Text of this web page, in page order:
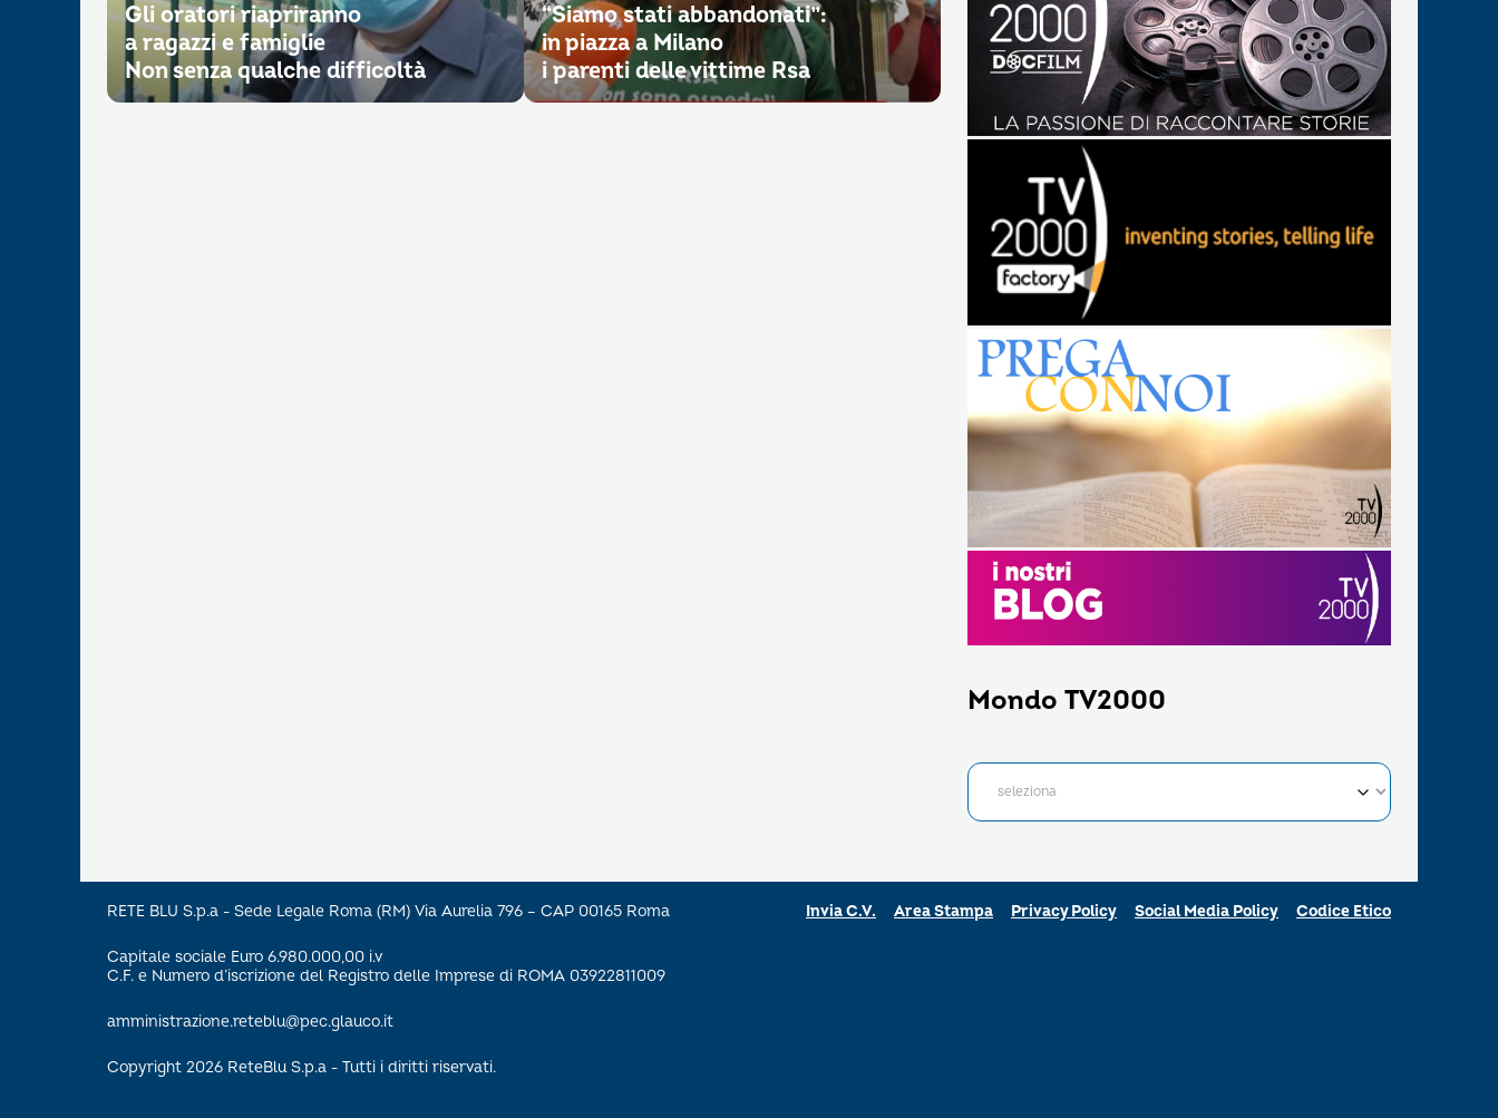
Gli oratori riapriranno
a ragazzi e famiglie
Non senza qualche difficoltà
“Siamo stati abbandonati”:
in piazza a Milano
i parenti delle vittime Rsa
Mondo TV2000
RETE BLU S.p.a - Sede Legale Roma (RM) Via Aurelia 796 – CAP 00165 Roma
Capitale sociale Euro 6.980.000,00 i.v
C.F. e Numero d’iscrizione del Registro delle Imprese di ROMA 03922811009
amministrazione.reteblu@pec.glauco.it
Copyright 2026 ReteBlu S.p.a - Tutti i diritti riservati.
Invia C.V. Area Stampa Privacy Policy Social Media Policy Codice Etico